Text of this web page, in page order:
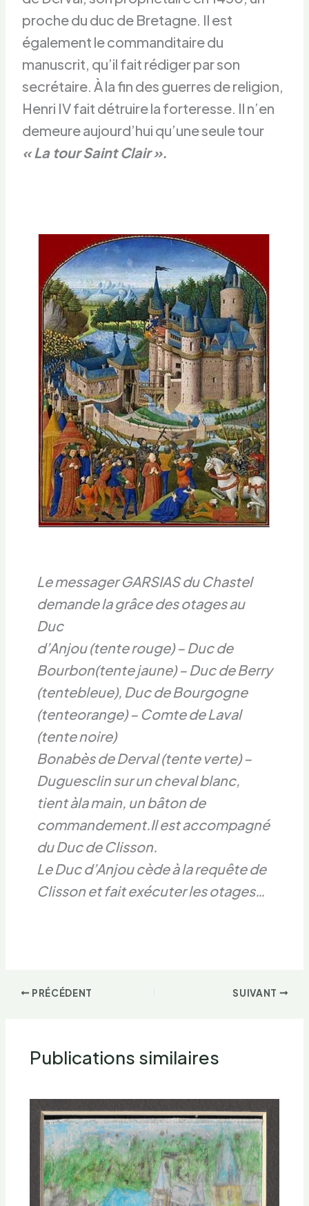
proche du duc de Bretagne. Il est
également le commanditaire du
manuscrit, qu’il fait rédiger par son
secrétaire. À la fin des guerres de religion,
Henri IV fait détruire la forteresse. Il n’en
demeure aujourd’hui qu’une seule tour
« La tour Saint Clair ».
Le messager GARSIAS du Chastel
demande la grâce des otages au
Duc
d’Anjou (tente rouge) – Duc de
Bourbon(tente jaune) – Duc de Berry
(tentebleue), Duc de Bourgogne
(tenteorange) – Comte de Laval
(tente noire)
Bonabès de Derval (tente verte) –
Duguesclin sur un cheval blanc,
tient àla main, un bâton de
commandement.Il est accompagné
du Duc de Clisson.
Le Duc d’Anjou cède à la requête de
Clisson et fait exécuter les otages…
PRÉCÉDENT SUIVANT
Publications similaires